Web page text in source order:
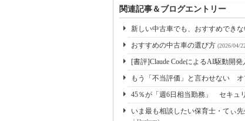
関連記事＆ブログエントリー
新しい中古車でも、おすすめでき
おすすめの中古車の選び方 (2026/04/
[書評]Claude CodeによるAI駆動開発
もう「不当評価」と言わせない
45％が「週6日相当勤務」 セキュ
いま最も相談したい保育士・てぃ